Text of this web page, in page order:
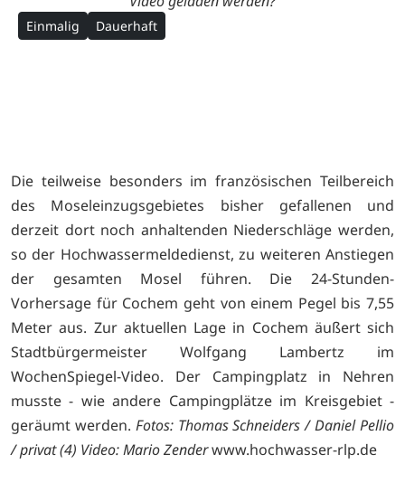
Einmalig Dauerhaft
Die teilweise besonders im französischen Teilbereich
des Moseleinzugsgebietes bisher gefallenen und
derzeit dort noch anhaltenden Niederschläge werden,
so der Hochwassermeldedienst, zu weiteren Anstiegen
der gesamten Mosel führen. Die 24-Stunden-
Vorhersage für Cochem geht von einem Pegel bis 7,55
Meter aus. Zur aktuellen Lage in Cochem äußert sich
Stadtbürgermeister Wolfgang Lambertz im
WochenSpiegel-Video. Der Campingplatz in Nehren
musste - wie andere Campingplätze im Kreisgebiet -
geräumt werden. Fotos: Thomas Schneiders / Daniel Pellio
/ privat (4) Video: Mario Zenderwww.hochwasser-rlp.de